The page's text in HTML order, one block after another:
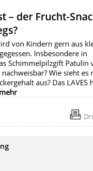
– der Frucht-
von Kindern gern aus
Insbesondere in
Schimmelpilzgift Patulin
Wie sieht es
aus? Das LAVES
mehr